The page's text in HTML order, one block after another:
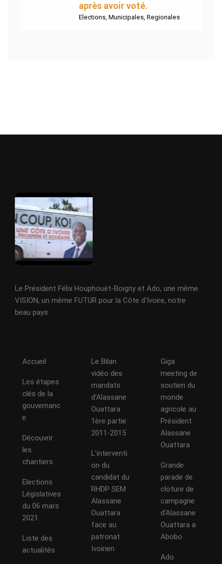
après avoir voté.
Elections, Municipales, Regionales
Le Président Félix Houphouët-Boigny et Ado, une même
VISION, un même FUTUR pour la Côte d'Ivoire, notre
beau pays.
Accueil
Les étapes
clés de la
gouvernanc
e
Découvrir
les
chantiers
Elections
Législatives
du 06 mars
2021.
Liste des
actualités
Le Bilan
vidéo des
mandats
d’Alassane
Ouattara
1ère partie
2011-2015
L’interventi
on du
candidat du
RHDP SEM
Alassane
Ouattara
face au
patronat
Ivoirien
Giga
meeting de
soutien du
monde
agricole au
Président
Alassane
Ouattara
Grande
parade de
cloture de
campagne
d’Alassane
Ouattara a
Abobo
Ado